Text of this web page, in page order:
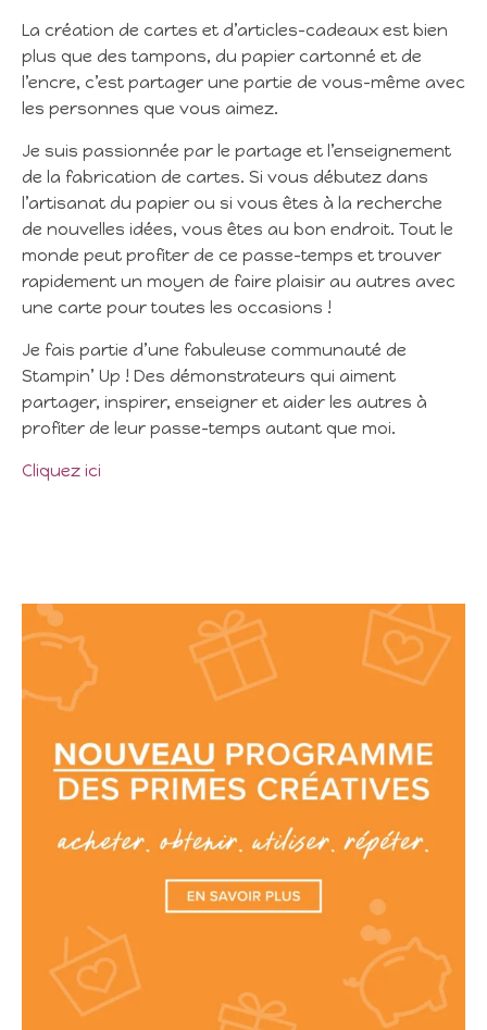
La création de cartes et d’articles-cadeaux est bien
plus que des tampons, du papier cartonné et de
l’encre, c’est partager une partie de vous-même avec
les personnes que vous aimez.
Je suis passionnée par le partage et l’enseignement
de la fabrication de cartes. Si vous débutez dans
l’artisanat du papier ou si vous êtes à la recherche
de nouvelles idées, vous êtes au bon endroit. Tout le
monde peut profiter de ce passe-temps et trouver
rapidement un moyen de faire plaisir au autres avec
une carte pour toutes les occasions !
Je fais partie d’une fabuleuse communauté de
Stampin’ Up ! Des démonstrateurs qui aiment
partager, inspirer, enseigner et aider les autres à
profiter de leur passe-temps autant que moi.
Cliquez ici